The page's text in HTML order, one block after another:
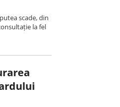
scade, din
la fel